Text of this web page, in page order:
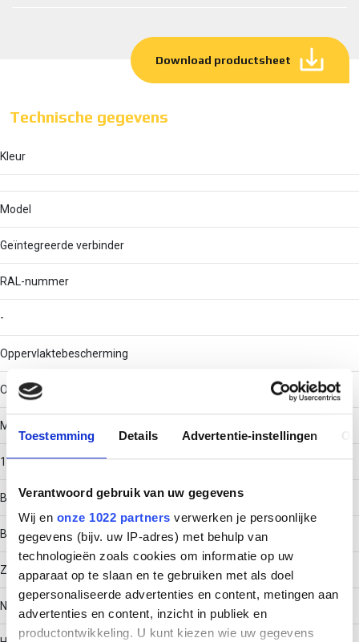
Toestemming Details Advertentie-instellingen
Verantwoord gebruik van uw gegevens
Wij en onze 1022 partners verwerken je persoonlijke
gegevens (bijv. uw IP-adres) met behulp van
technologieën zoals cookies om informatie op uw
apparaat op te slaan en te gebruiken met als doel
gepersonaliseerde advertenties en content, metingen aan
advertenties en content, inzicht in publiek en
productontwikkeling. U kunt kiezen wie uw gegevens
Download productsheet
Technische gegevens
Kleur
Model
Geïntegreerde verbinder
RAL-nummer
-
Oppervlaktebescherming
Overig
Materiaaldikte
1
Bouwvorm
Bocht star
Zijperforatie
Nee